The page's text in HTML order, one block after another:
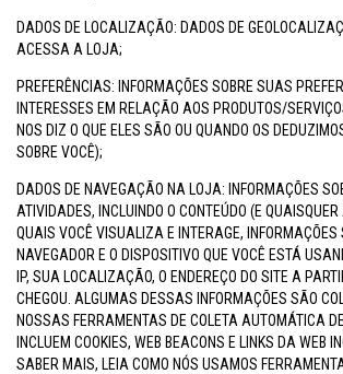
DADOS DE LOCALIZAÇÃO: DADOS DE
ACESSA A LOJA;
PREFERÊNCIAS: INFORMAÇÕES SOBRE SUAS
INTERESSES EM RELAÇÃO AOS PRODUTOS/
NOS DIZ O QUE ELES SÃO OU QUANDO OS
SOBRE VOCÊ);
DADOS DE NAVEGAÇÃO NA LOJA: INFORMAÇÕES
ATIVIDADES, INCLUINDO O CONTEÚDO (E
QUAIS VOCÊ VISUALIZA E INTERAGE, INFORMAÇÕES
NAVEGADOR E O DISPOSITIVO QUE VOCÊ ESTÁ
IP, SUA LOCALIZAÇÃO, O ENDEREÇO DO SITE A
CHEGOU. ALGUMAS DESSAS INFORMAÇÕES SÃO
NOSSAS FERRAMENTAS DE COLETA AUTOMÁTICA
INCLUEM COOKIES, WEB BEACONS E LINKS DA WEB
SABER MAIS, LEIA COMO NÓS USAMOS